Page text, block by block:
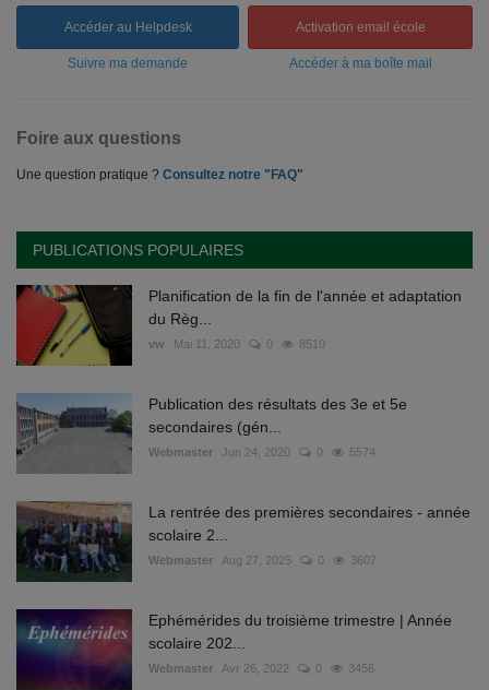
Accéder au Helpdesk Activation email école
Suivre ma demande Accéder à ma boîte mail
Foire aux questions
Une question pratique ? Consultez notre "FAQ"
PUBLICATIONS POPULAIRES
Planification de la fin de l'année et adaptation
du Règ...
vw Mai 11, 2020 0 8510
Publication des résultats des 3e et 5e
secondaires (gén...
Webmaster Jun 24, 2020 0 5574
La rentrée des premières secondaires - année
scolaire 2...
Webmaster Aug 27, 2025 0 3607
Ephémérides du troisième trimestre | Année
scolaire 202...
Webmaster Avr 26, 2022 0 3456